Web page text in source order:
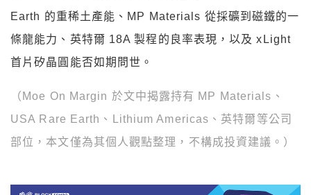
Earth 的重稀土產能、MP Materials 從採礦到磁鐵的一
條龍能力、英特爾 18A 製程的良率表現，以及 xLight
首片矽晶圓能否如期問世。
（Moe On Margin 於文中揭露持有 MP Materials、
USA Rare Earth、Lithium Americas、英特爾等公司
部位，本文僅為其個人觀點整理，不構成投資建議。）